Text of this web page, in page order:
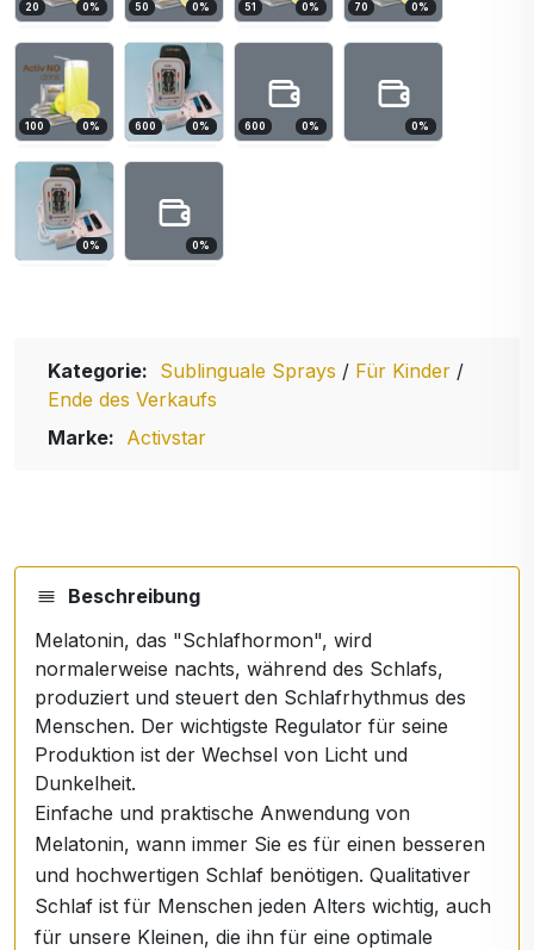
20 0% 50 0% 51 0% 70 0%
100 0% 600 0% 600 0% 0%
0% 0%
Kategorie: Sublinguale Sprays / Für Kinder /
Ende des Verkaufs
Marke: Activstar
Beschreibung
Melatonin, das "Schlafhormon", wird
normalerweise nachts, während des Schlafs,
produziert und steuert den Schlafrhythmus des
Menschen. Der wichtigste Regulator für seine
Produktion ist der Wechsel von Licht und
Dunkelheit.
Einfache und praktische Anwendung von
Melatonin, wann immer Sie es für einen besseren
und hochwertigen Schlaf benötigen. Qualitativer
Schlaf ist für Menschen jeden Alters wichtig, auch
für unsere Kleinen, die ihn für eine optimale